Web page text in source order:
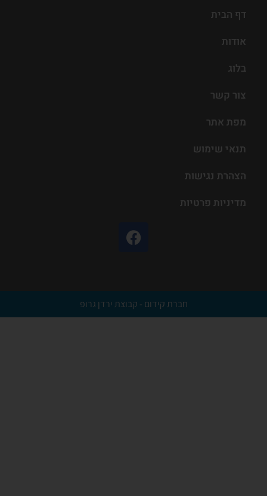
דף הבית
אודות
בלוג
צור קשר
מפת אתר
תנאי שימוש
הצהרת נגישות
מדיניות פרטיות
חברת קידום - קבוצת ירדן גרופ